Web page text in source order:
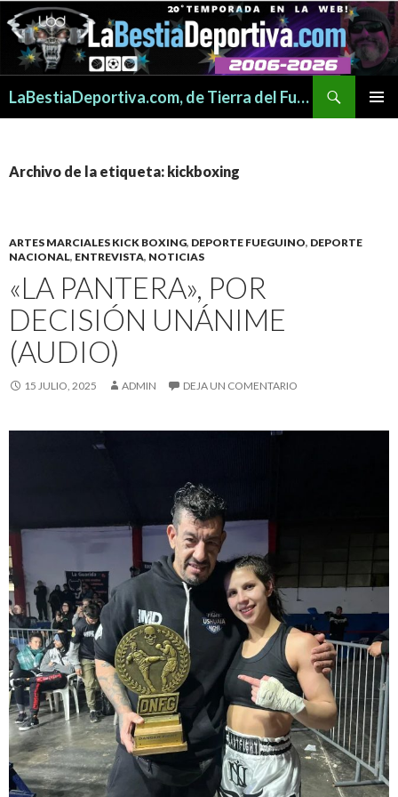
LaBestiaDeportiva.com, de Tierra del Fuego para todo el mundo
Archivo de la etiqueta: kickboxing
ARTES MARCIALES KICK BOXING, DEPORTE FUEGUINO, DEPORTE
NACIONAL, ENTREVISTA, NOTICIAS
«LA PANTERA», POR
DECISIÓN UNÁNIME
(AUDIO)
15 JULIO, 2025 ADMIN DEJA UN COMENTARIO